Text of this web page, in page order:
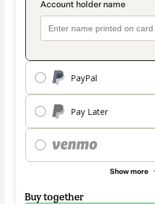
PayPal
Pay Later
Show more
Buy together